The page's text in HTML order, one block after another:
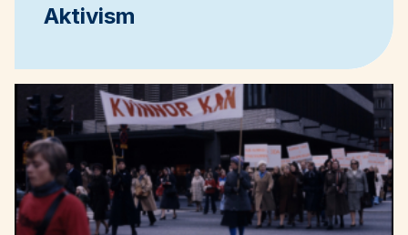
Aktivism